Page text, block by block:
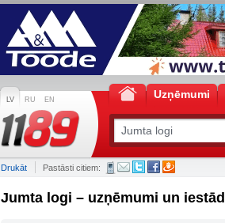
LV RU EN Uzņēmumi
Drukāt Pastāsti citiem:
Jumta logi – uzņēmumi un